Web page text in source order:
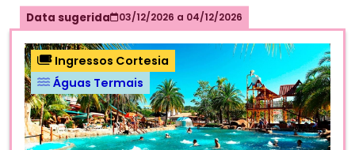
Data sugerida 03/12/2026 a 04/12/2026
Ingressos Cortesia
Águas Termais